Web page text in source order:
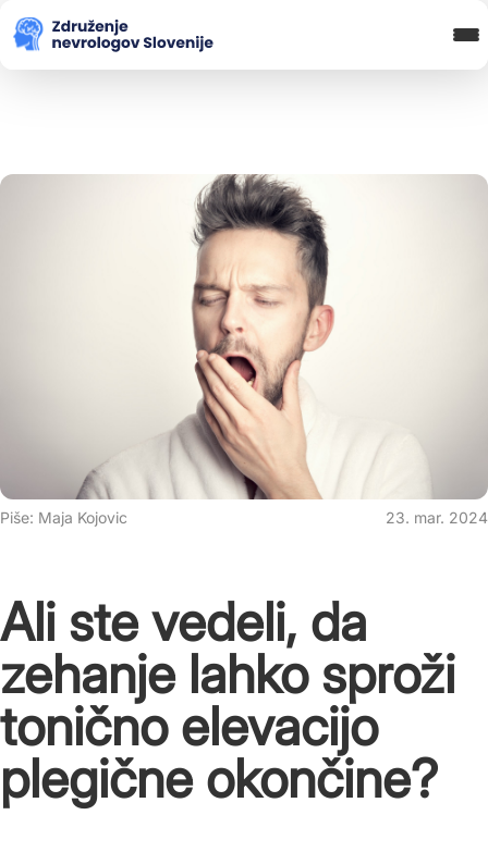
Blog in novice
Koledar Dogodkov
Piše: Maja Kojovic 23. mar. 2024
Ali ste vedeli, da
zehanje lahko sproži
tonično elevacijo
plegične okončine?